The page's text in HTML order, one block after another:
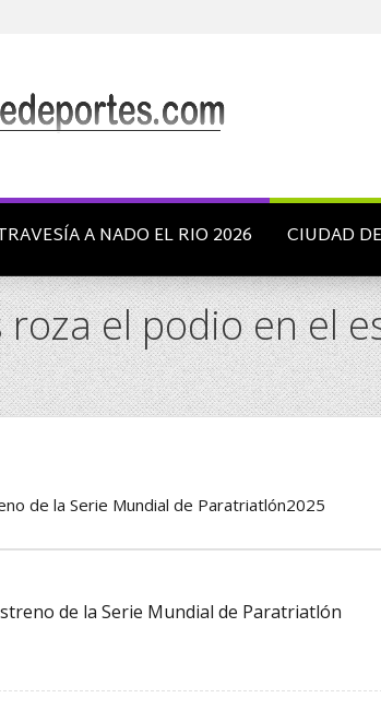
A NADO EL RIO 2026 CIUDAD
el podio en el
de la Serie Mundial de Paratriatlón2025
de la Serie Mundial de Paratriatlón